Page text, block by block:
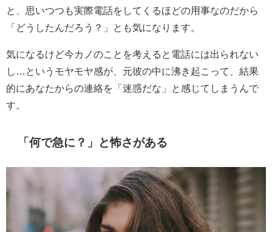
と、思いつつも実際電話をしてくるほどの用事なのだから
「どうしたんだろう？」とも気になります。
気になるけど今カノのことを考えると電話には出られない
し…というモヤモヤ感が、元彼の中に沸き起こって、結果
的にあなたからの連絡を「迷惑だな」と感じてしまうんで
す。
「何で急に？」と怖さがある